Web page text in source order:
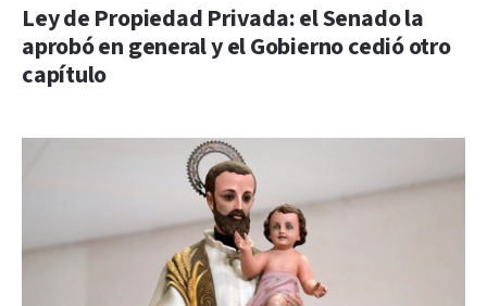
Ley de Propiedad Privada: el Senado la
aprobó en general y el Gobierno cedió otro
capítulo